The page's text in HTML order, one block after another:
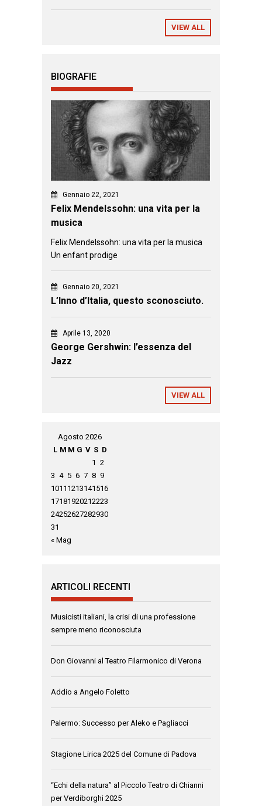
VIEW ALL
BIOGRAFIE
Gennaio 22, 2021
Felix Mendelssohn: una vita per la
musica
Felix Mendelssohn: una vita per la musica
Un enfant prodige
Gennaio 20, 2021
L’Inno d’Italia, questo sconosciuto.
Aprile 13, 2020
George Gershwin: l’essenza del
Jazz
VIEW ALL
Agosto 2026
L M M G V S D
1 2
3 4 5 6 7 8 9
1011 1213141516
17181920212223
24252627282930
31
« Mag
ARTICOLI RECENTI
Musicisti italiani, la crisi di una professione
sempre meno riconosciuta
Don Giovanni al Teatro Filarmonico di Verona
Addio a Angelo Foletto
Palermo: Successo per Aleko e Pagliacci
Stagione Lirica 2025 del Comune di Padova
“Echi della natura” al Piccolo Teatro di Chianni
per Verdiborghi 2025